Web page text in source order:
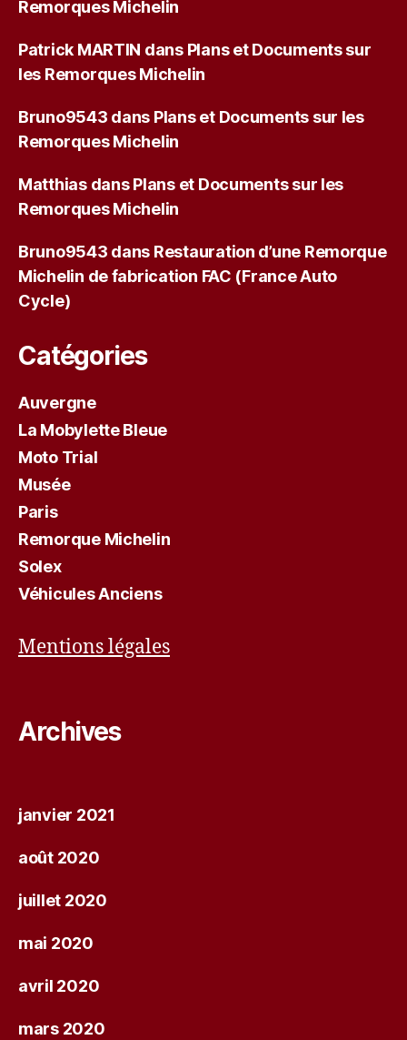
Remorques Michelin
Patrick MARTIN dans Plans et Documents sur
les Remorques Michelin
Bruno9543 dans Plans et Documents sur les
Remorques Michelin
MatthiasdansPlans et Documents sur les
Remorques Michelin
Bruno9543 dans Restauration d’une Remorque
Michelin de fabrication FAC (France Auto
Cycle)
Catégories
Auvergne
La Mobylette Bleue
Moto Trial
Musée
Paris
Remorque Michelin
Solex
Véhicules Anciens
Mentions légales
Archives
janvier 2021
août 2020
juillet 2020
mai 2020
avril 2020
mars 2020